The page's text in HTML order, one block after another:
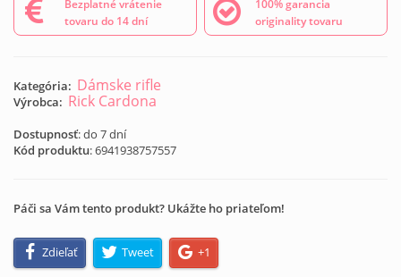
Bezplatné vrátenie
tovaru do 14 dní
100% garancia
originality tovaru
Kategória: Dámske rifle
Výrobca: Rick Cardona
Dostupnosť: do 7 dní
Kód produktu:6941938757557
Páči sa Vám tento produkt? Ukážte ho priateľom!
Zdieľať Tweet +1